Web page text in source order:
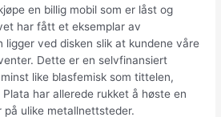
en billig mobil som er låst og
har fått et eksemplar av
ligger ved disken slik at kundene våre
Dette er en selvfinansiert
like blasfemisk som tittelen,
har allerede rukket å høste en
på ulike metallnettsteder.